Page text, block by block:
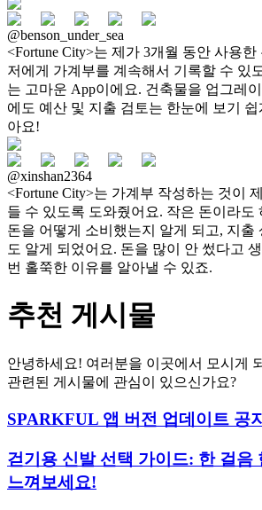
@benson_under_sea
<Fortune City>는 제가 3개월 동안 사용
저에게 가계부를 계속해서 기록할 수 있
는 고마운 App이에요. 건축물을 업그레
에도 예산 및 지출 검토는 한눈에 보기
아요!
@xinshan2364
<Fortune City>는 가계부 작성하는 것이
들 수 있도록 도와줬어요. 작은 돈이라도
돈을 어떻게 소비했는지 알게 되고, 지출
도 알게 되었어요. 돈을 많이 안 썼다고
번 홀쭉한 이유를 알아낼 수 있죠.
추천 게시물
안녕하세요! 여러분을 이곳에서 모시게
관련된 게시물에 관심이 있으신가요?
SPARKFUL 앱 버전 업데이트 공지
걷기용 신발 선택 가이드: 한 걸음
느껴보세요!